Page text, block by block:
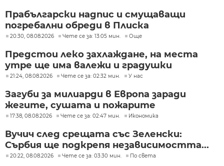
Прабългарски надпис и смущаващи
погребални обреди в Плиска
20:30, 08.08.2026 Чете се за: 13:05 мин. Още
Предстои леко захлаждане, на места
утре ще има валежи и градушки
21:24, 08.08.2026 Чете се за: 02:32 мин. У нас
Загуби за милиарди в Европа заради
жегите, сушата и пожарите
17:38, 08.08.2026 Чете се за: 02:47 мин. Икономика
Вучич след срещата със Зеленски:
Сърбия ще подкрепя независимостта...
20:22, 08.08.2026 Чете се за: 03:30 мин. По света